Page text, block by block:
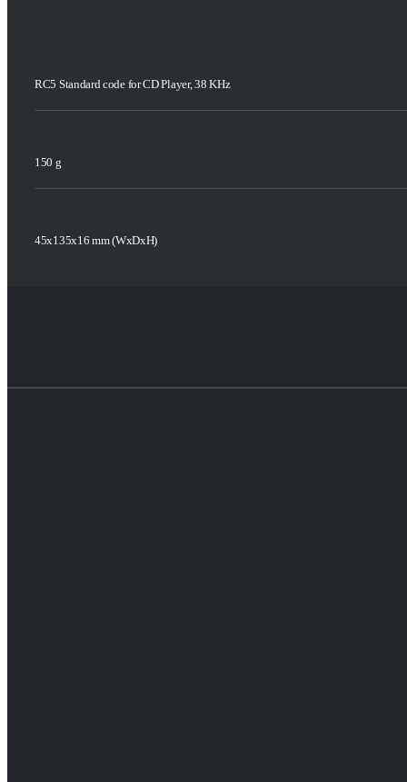
RC5 Standard code for CD Player, 38 KHz
150 g
45x135x16 mm (WxDxH)